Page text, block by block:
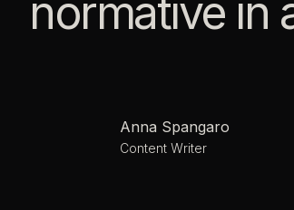
normative in
Anna Spangaro
Content Writer